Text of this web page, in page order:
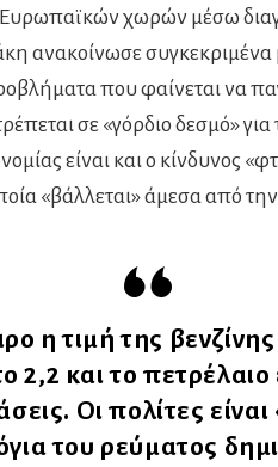
χωρών μέσω
ανακοίνωσε συγκεκριμένα
που φαίνεται να
σε «γόρδιο δεσμό»
είναι και ο κίνδυνος
«βάλλεται» άμεσα από
η τιμή της
και το πετρέλαιο
Οι πολίτες
του ρεύματος